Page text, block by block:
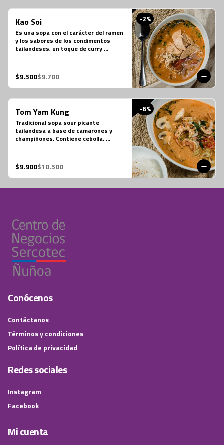
-2%
Kao Soi
Es una sopa con el carácter del ramen
y los sabores de los condimentos
tailandeses, un toque de curry
de tocino, cilantro, repollo cocido,
cebolla morada, fideos de huevo y
pollo.
$9.500$9.700
-6%
Tom Yam Kung
Tradicional sopa sour picante
tailandesa a base de camarones y
champiñones. Contiene cebolla,
$9.900$10.500
Conócenos
Contáctanos
Términos y condiciones
Política de privacidad
Redes sociales
Instagram
Facebook
Mi cuenta